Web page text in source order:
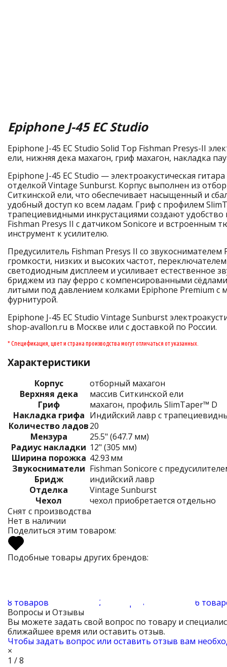
Epiphone J-45 EC Studio
Epiphone J-45 EC Studio Solid Top Fishman Presys-II
ели, нижняя дека махагон, гриф махагон, накладка
Epiphone J-45 EC Studio — электроакустическая
отделкой Vintage Sunburst. Корпус выполнен из
Ситкинской ели, что обеспечивает насыщенный и
удобный доступ ко всем ладам. Гриф с профилем
трапециевидными инкрустациями создают удобство
Fishman Presys II с датчиком Sonicore и встроенным
инструмент к усилителю.
Предусилитель Fishman Presys II со
громкости, низких и высоких частот,
светодиодным дисплеем и усиливает естественное
бриджем из пау ферро с компенсированными
литыми под давлением колками Epiphone Premium с
фурнитурой.
Epiphone J-45 EC Studio Vintage Sunburst
shop-avallon.ru в Москве или с доставкой по России.
* Спецификация, цвет и страна производства могут отличаться от указанных.
Характеристики
Корпус
отборный махагон
Верхняя дека
массив Ситкинской ели
Гриф
махагон, профиль SlimTaper™ D
Накладка грифа Индийский лавр с
Количество ладов20
Мензура
25.5" (647.7 мм)
Радиус накладки 12" (305 мм)
Ширина порожка 42.93 мм
Звукосниматели Fishman Sonicore с
Бридж
индийский лавр
Отделка
Vintage Sunburst
Чехол
чехол приобретается отдельно
Снят с производства
Нет в наличии
Поделиться этим товаром:
Подобные товары других брендов:
8 товаров 26 товаров
6
Вопросы и Отзывы
Вы можете задать свой вопрос по товару и
ближайшее время или оставить отзыв.
Чтобы задать вопрос или оставить отзыв вам
×
1 / 8